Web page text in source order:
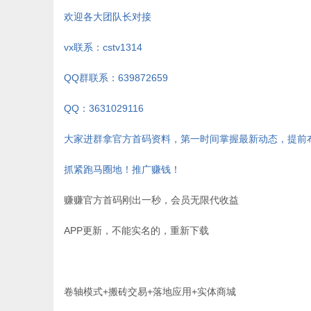
欢迎各大团队长对接
vx联系：cstv1314
QQ群联系：639872659
QQ：3631029116
大家进群拿官方首码资料，第一时间掌握最新动态，提前
抓紧跑马圈地！推广赚钱！
赚赚官方首码刚出一秒，会员无限代收益
APP更新，不能实名的，重新下载
卷轴模式+搬砖交易+落地应用+实体商城